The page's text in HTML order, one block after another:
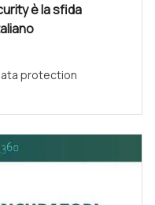
è la sfida
protection